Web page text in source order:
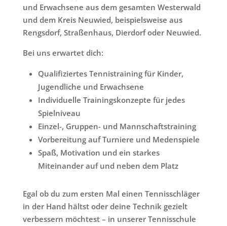
und Erwachsene aus dem gesamten Westerwald
und dem Kreis Neuwied, beispielsweise aus
Rengsdorf, Straßenhaus, Dierdorf oder Neuwied.
Bei uns erwartet dich:
Qualifiziertes Tennistraining für Kinder,
Jugendliche und Erwachsene
Individuelle Trainingskonzepte für jedes
Spielniveau
Einzel-, Gruppen- und Mannschaftstraining
Vorbereitung auf Turniere und Medenspiele
Spaß, Motivation und ein starkes
Miteinander auf und neben dem Platz
Egal ob du zum ersten Mal einen Tennisschläger
in der Hand hältst oder deine Technik gezielt
verbessern möchtest – in unserer Tennisschule